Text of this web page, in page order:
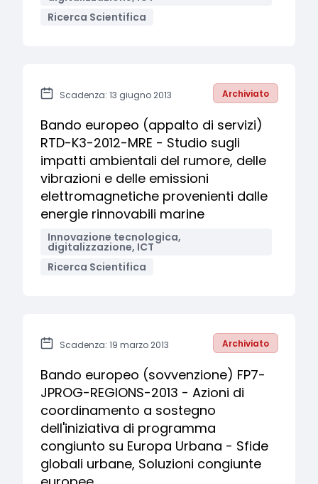
Ricerca Scientifica
Scadenza: 13 giugno 2013 Archiviato
Bando europeo (appalto di servizi)
RTD-K3-2012-MRE - Studio sugli
impatti ambientali del rumore, delle
vibrazioni e delle emissioni
elettromagnetiche provenienti dalle
energie rinnovabili marine
Innovazione tecnologica,
digitalizzazione, ICT
Ricerca Scientifica
Scadenza: 19 marzo 2013 Archiviato
Bando europeo (sovvenzione) FP7-
JPROG-REGIONS-2013 - Azioni di
coordinamento a sostegno
dell'iniziativa di programma
congiunto su Europa Urbana - Sfide
globali urbane, Soluzioni congiunte